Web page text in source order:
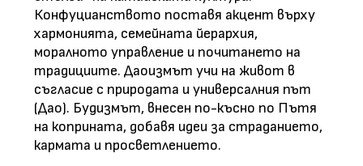
Конфуцианството поставя акцент върху
хармонията, семейната йерархия,
моралното управление и почитането на
традициите. Даоизмът учи на живот в
съгласие с природата и универсалния път
(Дао). Будизмът, внесен по-късно по Пътя
на коприната, добавя идеи за страданието,
кармата и просветлението.